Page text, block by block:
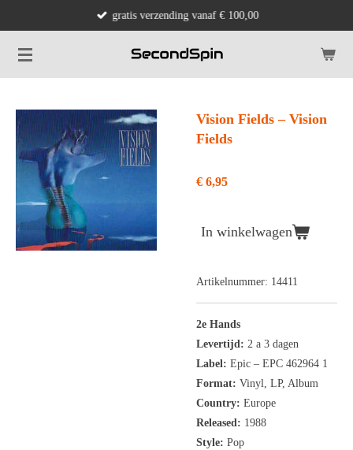
naar
de
gratis verzending vanaf € 100,00
Vision Fields ‎– Vision
Fields
€ 6,95
In winkelwagen
Artikelnummer: 14411
2e Hands
Levertijd: 2 a 3 dagen
Label: Epic ‎– EPC 462964 1
Format: Vinyl, LP, Album
Country: Europe
Released: 1988
Style: Pop